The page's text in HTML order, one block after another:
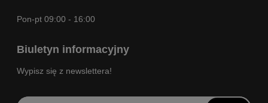
Pon-pt 09:00 - 16:00
Biuletyn informacyjny
Wypisz się z newslettera!